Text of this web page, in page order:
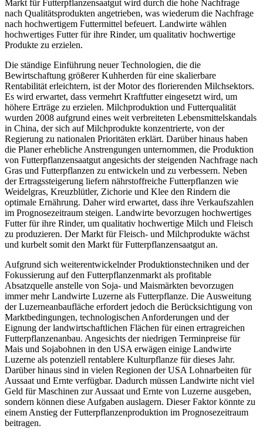
Markt für Futterpflanzensaatgut wird durch die hohe Nachfrage
nach Qualitätsprodukten angetrieben, was wiederum die Nachfrage
nach hochwertigem Futtermittel befeuert. Landwirte wählen
hochwertiges Futter für ihre Rinder, um qualitativ hochwertige
Produkte zu erzielen.
Die ständige Einführung neuer Technologien, die die
Bewirtschaftung größerer Kuhherden für eine skalierbare
Rentabilität erleichtern, ist der Motor des florierenden Milchsektors.
Es wird erwartet, dass vermehrt Kraftfutter eingesetzt wird, um
höhere Erträge zu erzielen. Milchproduktion und Futterqualität
wurden 2008 aufgrund eines weit verbreiteten Lebensmittelskandals
in China, der sich auf Milchprodukte konzentrierte, von der
Regierung zu nationalen Prioritäten erklärt. Darüber hinaus haben
die Planer erhebliche Anstrengungen unternommen, die Produktion
von Futterpflanzensaatgut angesichts der steigenden Nachfrage nach
Gras und Futterpflanzen zu entwickeln und zu verbessern. Neben
der Ertragssteigerung liefern nährstoffreiche Futterpflanzen wie
Weidelgras, Kreuzblütler, Zichorie und Klee den Rindern die
optimale Ernährung. Daher wird erwartet, dass ihre Verkaufszahlen
im Prognosezeitraum steigen. Landwirte bevorzugen hochwertiges
Futter für ihre Rinder, um qualitativ hochwertige Milch und Fleisch
zu produzieren. Der Markt für Fleisch- und Milchprodukte wächst
und kurbelt somit den Markt für Futterpflanzensaatgut an.
Aufgrund sich weiterentwickelnder Produktionstechniken und der
Fokussierung auf den Futterpflanzenmarkt als profitable
Absatzquelle anstelle von Soja- und Maismärkten bevorzugen
immer mehr Landwirte Luzerne als Futterpflanze. Die Ausweitung
der Luzerneanbaufläche erfordert jedoch die Berücksichtigung von
Marktbedingungen, technologischen Anforderungen und der
Eignung der landwirtschaftlichen Flächen für einen ertragreichen
Futterpflanzenanbau. Angesichts der niedrigen Terminpreise für
Mais und Sojabohnen in den USA erwägen einige Landwirte
Luzerne als potenziell rentablere Kulturpflanze für dieses Jahr.
Darüber hinaus sind in vielen Regionen der USA Lohnarbeiten für
Aussaat und Ernte verfügbar. Dadurch müssen Landwirte nicht viel
Geld für Maschinen zur Aussaat und Ernte von Luzerne ausgeben,
sondern können diese Aufgaben auslagern. Dieser Faktor könnte zu
einem Anstieg der Futterpflanzenproduktion im Prognosezeitraum
beitragen.